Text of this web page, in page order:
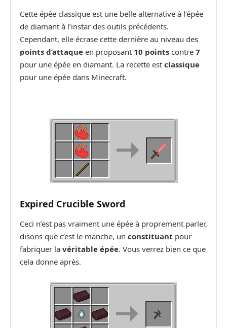
Cette épée classique est une belle alternative à l’épée
de diamant à l’instar des outils précédents.
Cependant, elle écrase cette dernière au niveau des
points d’attaque en proposant 10 points contre 7
pour une épée en diamant. La recette est classique
pour une épée dans Minecraft.
Expired Crucible Sword
Ceci n’est pas vraiment une épée à proprement parler,
disons que c’est le manche, un constituant pour
fabriquer la véritable épée. Vous verrez bien ce que
cela donne après.